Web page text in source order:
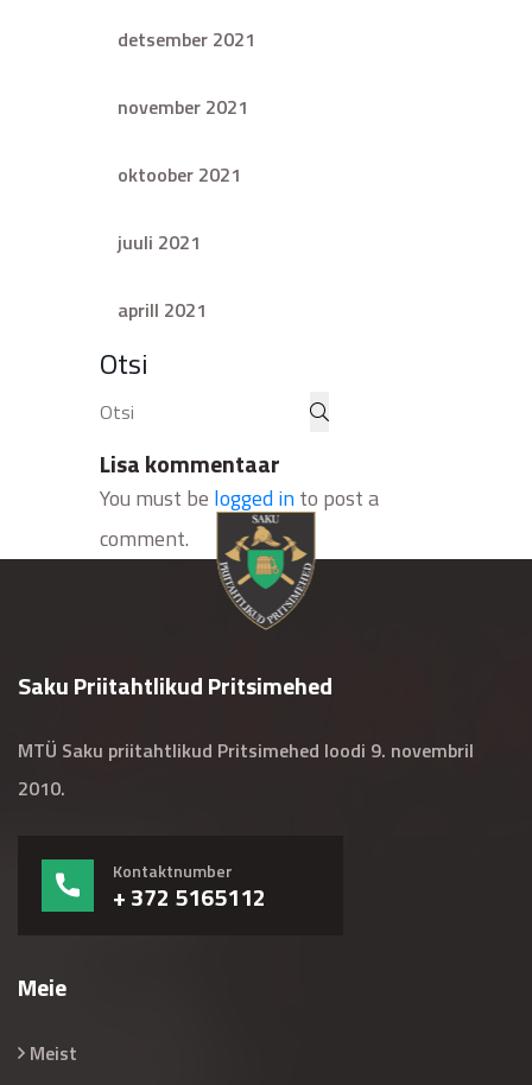
detsember 2021
november 2021
oktoober 2021
juuli 2021
aprill 2021
Otsi
Lisa kommentaar
You must be logged into post a
comment.
Saku Priitahtlikud Pritsimehed
MTÜ Saku priitahtlikud Pritsimehed loodi 9. novembril
2010.
Kontaktnumber
+ 372 5165112
Meie
Meist